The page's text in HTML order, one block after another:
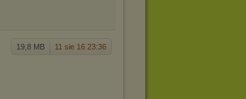
19,8 MB 11 sie 16 23:36